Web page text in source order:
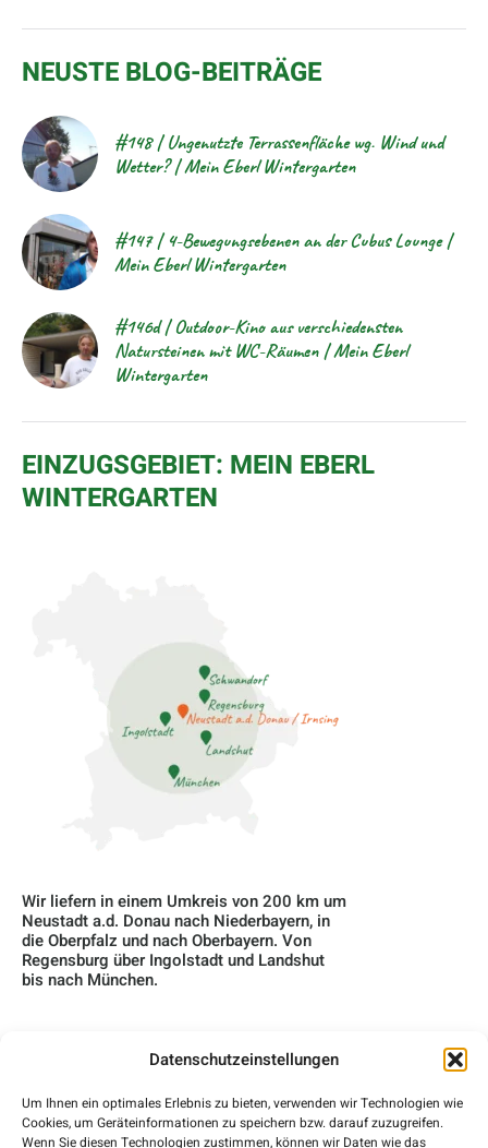
Datenschutzeinstellungen
Um Ihnen ein optimales Erlebnis zu bieten, verwenden wir Technologien wie
Cookies, um Geräteinformationen zu speichern bzw. darauf zuzugreifen.
Wenn Sie diesen Technologien zustimmen, können wir Daten wie das
NEUSTE BLOG-BEITRÄGE
#148 | Ungenutzte Terrassenfläche wg. Wind und
Wetter? | Mein Eberl Wintergarten
#147 | 4-Bewegungsebenen an der Cubus Lounge |
Mein Eberl Wintergarten
#146d | Outdoor-Kino aus verschiedensten
Natursteinen mit WC-Räumen | Mein Eberl
Wintergarten
EINZUGSGEBIET: MEIN EBERL
WINTERGARTEN
Wir liefern in einem Umkreis von 200 km um
Neustadt a.d. Donau nach Niederbayern, in
die Oberpfalz und nach Oberbayern. Von
Regensburg über Ingolstadt und Landshut
bis nach München.
Über Uns